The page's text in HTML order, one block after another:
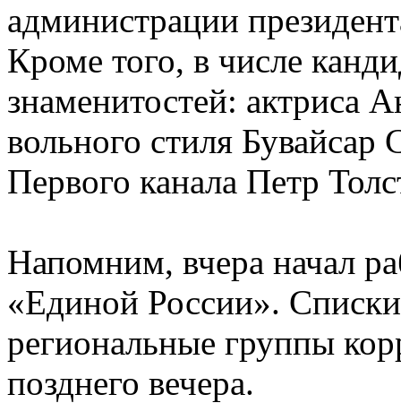
администрации
Кроме того, в числе
знаменитостей: актриса
вольного стиля
Первого канала Петр
Напомним, вчера начал
«Единой России».
региональные группы
позднего вечера.